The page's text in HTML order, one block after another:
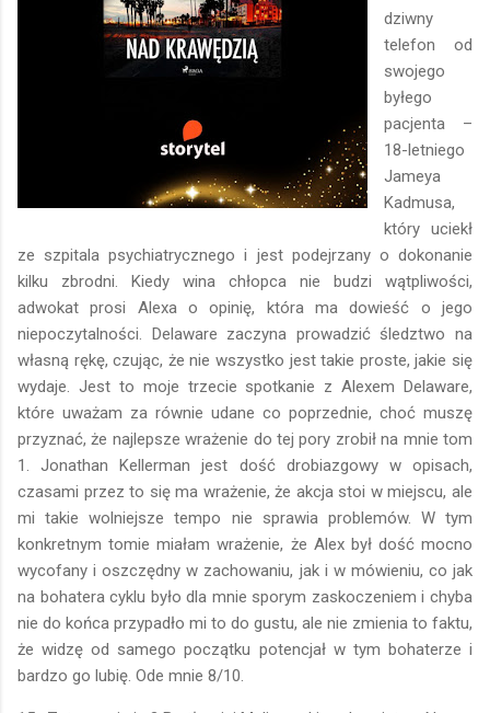
dziwny
telefon od
swojego
byłego
pacjenta –
18-letniego
Jameya
Kadmusa,
który uciekł
ze szpitala psychiatrycznego i jest podejrzany o dokonanie
kilku zbrodni. Kiedy wina chłopca nie budzi wątpliwości,
adwokat prosi Alexa o opinię, która ma dowieść o jego
niepoczytalności. Delaware zaczyna prowadzić śledztwo na
własną rękę, czując, że nie wszystko jest takie proste, jakie się
wydaje. Jest to moje trzecie spotkanie z Alexem Delaware,
które uważam za równie udane co poprzednie, choć muszę
przyznać, że najlepsze wrażenie do tej pory zrobił na mnie tom
1. Jonathan Kellerman jest dość drobiazgowy w opisach,
czasami przez to się ma wrażenie, że akcja stoi w miejscu, ale
mi takie wolniejsze tempo nie sprawia problemów. W tym
konkretnym tomie miałam wrażenie, że Alex był dość mocno
wycofany i oszczędny w zachowaniu, jak i w mówieniu, co jak
na bohatera cyklu było dla mnie sporym zaskoczeniem i chyba
nie do końca przypadło mi to do gustu, ale nie zmienia to faktu,
że widzę od samego początku potencjał w tym bohaterze i
bardzo go lubię. Ode mnie 8/10.